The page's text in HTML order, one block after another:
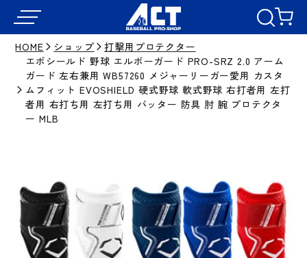
HOME ショップ
打撃用プロテクター
エボシールド 野球 エルボーガード PRO-SRZ 2.0 アーム
ガード 左右兼用 WB57260 メジャーリーガー愛用 カスタ
ムフィット EVOSHIELD 硬式野球 軟式野球 右打者用 左打
者用 右打ち用 左打ち用 バッター 防具 肘 腕 プロテクタ
ー MLB